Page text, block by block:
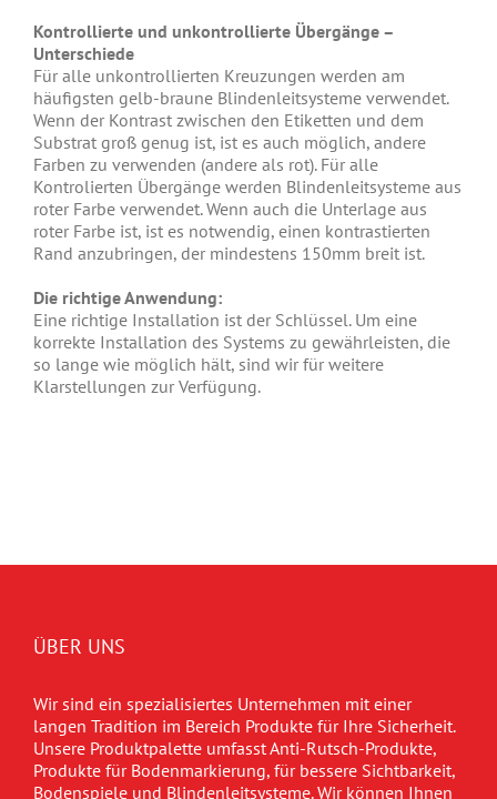
Kontrollierte und unkontrollierte Übergänge –
Unterschiede
Für alle unkontrollierten Kreuzungen werden am
häufigsten gelb-braune Blindenleitsysteme verwendet.
Wenn der Kontrast zwischen den Etiketten und dem
Substrat groß genug ist, ist es auch möglich, andere
Farben zu verwenden (andere als rot). Für alle
Kontrolierten Übergänge werden Blindenleitsysteme aus
roter Farbe verwendet. Wenn auch die Unterlage aus
roter Farbe ist, ist es notwendig, einen kontrastierten
Rand anzubringen, der mindestens 150mm breit ist.
Die richtige Anwendung:
Eine richtige Installation ist der Schlüssel. Um eine
korrekte Installation des Systems zu gewährleisten, die
so lange wie möglich hält, sind wir für weitere
Klarstellungen zur Verfügung.
ÜBER UNS
Wir sind ein spezialisiertes Unternehmen mit einer
langen Tradition im Bereich Produkte für Ihre Sicherheit.
Unsere Produktpalette umfasst Anti-Rutsch-Produkte,
Produkte für Bodenmarkierung, für bessere Sichtbarkeit,
Bodenspiele und Blindenleitsysteme. Wir können Ihnen